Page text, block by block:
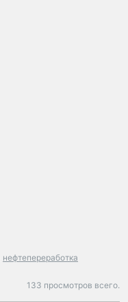
нефтепереработка
133 просмотров всего.